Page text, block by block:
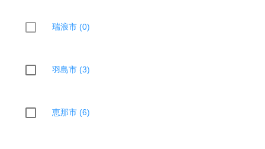
瑞浪市 (0)
羽島市 (3)
恵那市 (6)